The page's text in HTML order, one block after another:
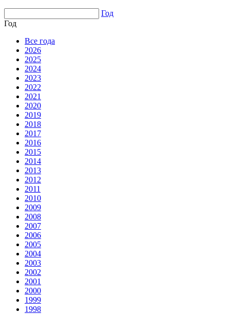
Год
Год
Все года
2026
2025
2024
2023
2022
2021
2020
2019
2018
2017
2016
2015
2014
2013
2012
2011
2010
2009
2008
2007
2006
2005
2004
2003
2002
2001
2000
1999
1998